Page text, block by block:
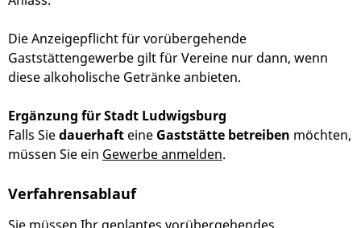
Die Anzeigepflicht für vorübergehende
Gaststättengewerbe gilt für Vereine nur dann, wenn
diese alkoholische Getränke anbieten.
Ergänzung für Stadt Ludwigsburg
Falls Siedauerhaft eine Gaststätte betreiben möchten,
müssen Sie ein Gewerbe anmelden.
Verfahrensablauf